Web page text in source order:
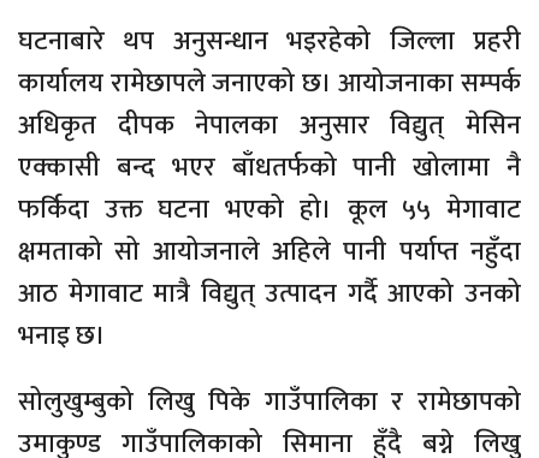
घटनाबारे थप अनुसन्धान भइरहेको जिल्ला प्रहरी
कार्यालय रामेछापले जनाएको छ। आयोजनाका सम्पर्क
अधिकृत दीपक नेपालका अनुसार विद्युत् मेसिन
एक्कासी बन्द भएर बाँधतर्फको पानी खोलामा नै
फर्किदा उक्त घटना भएको हो। कूल ५५ मेगावाट
क्षमताको सो आयोजनाले अहिले पानी पर्याप्त नहुँदा
आठ मेगावाट मात्रै विद्युत् उत्पादन गर्दै आएको उनको
भनाइ छ।
सोलुखुम्बुको लिखु पिके गाउँपालिका र रामेछापको
उमाकुण्ड गाउँपालिकाको सिमाना हुँदै बग्ने लिखु